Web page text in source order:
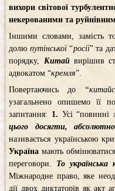
вихори світової
некерованими та
Іншими словами, замість
долю путінської“росії” та
порядку, Китайвирішив
адвокатом “кремля”.
Повертаючись до
узагальнено опишемо її
запитання: 1. Усі “повинні
цього досягти, абсолютно
називається українською
Україна мають
переговори. То
Міжнародне право, яке
дії двох диктаторів як акт